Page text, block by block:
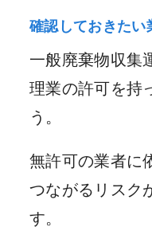
確認しておきたい
一般廃棄物収集
理業の許可を持
う。
無許可の業者に
つながるリスク
す。